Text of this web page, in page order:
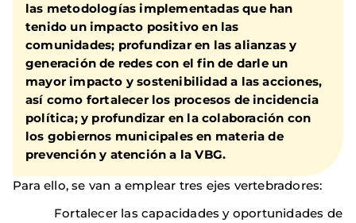
las metodologías implementadas que han
tenido un impacto positivo en las
comunidades; profundizar en las alianzas y
generación de redes con el fin de darle un
mayor impacto y sostenibilidad a las acciones,
así como fortalecer los procesos de incidencia
política; y profundizar en la colaboración con
los gobiernos municipales en materia de
prevención y atención a la VBG.
Para ello, se van a emplear tres ejes vertebradores:
Fortalecer las capacidades y oportunidades de